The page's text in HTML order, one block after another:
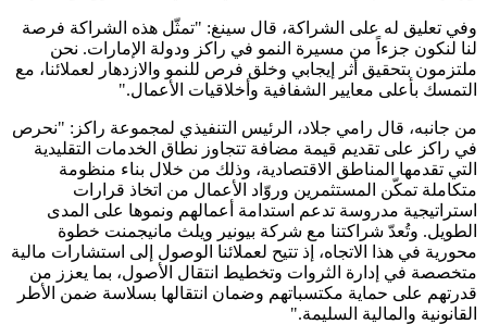
وفي تعليق له على الشراكة، قال سينغ: "تمثّل هذه الشراكة فرصة
لنا لنكون جزءاً من مسيرة النمو في راكز ودولة الإمارات. نحن
ملتزمون بتحقيق أثر إيجابي وخلق فرص للنمو والازدهار لعملائنا، مع
التمسك بأعلى معايير الشفافية وأخلاقيات الأعمال."
من جانبه، قال رامي جلاد، الرئيس التنفيذي لمجموعة راكز: "نحرص
في راكز على تقديم قيمة مضافة تتجاوز نطاق الخدمات التقليدية
التي تقدمها المناطق الاقتصادية، وذلك من خلال بناء منظومة
متكاملة تمكّن المستثمرين وروّاد الأعمال من اتخاذ قرارات
استراتيجية مدروسة تدعم استدامة أعمالهم ونموها على المدى
الطويل. وتُعدّ شراكتنا مع شركة بيونير ويلث مانيجمنت خطوة
محورية في هذا الاتجاه، إذ تتيح لعملائنا الوصول إلى استشارات مالية
متخصصة في إدارة الثروات وتخطيط انتقال الأصول، بما يعزز من
قدرتهم على حماية مكتسباتهم وضمان انتقالها بسلاسة ضمن الأطر
القانونية والمالية السليمة."